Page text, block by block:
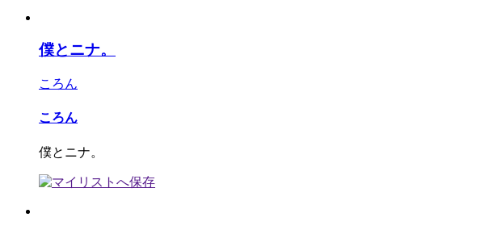
僕とニナ。
ころん
ころん
僕とニナ。